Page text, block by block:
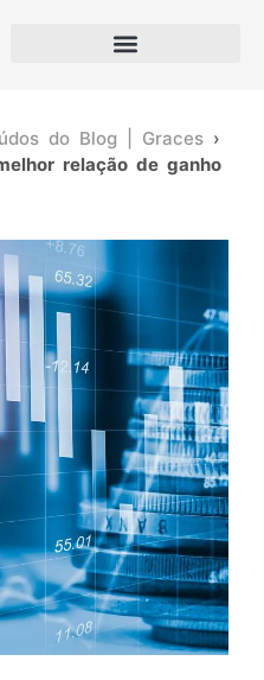
do Blog | Graces ›
relação de ganho